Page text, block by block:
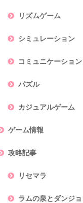
リズムゲーム
シミュレーション
コミュニケーション
パズル
カジュアルゲーム
ゲーム情報
攻略記事
リセマラ
ラムの泉とダンジ